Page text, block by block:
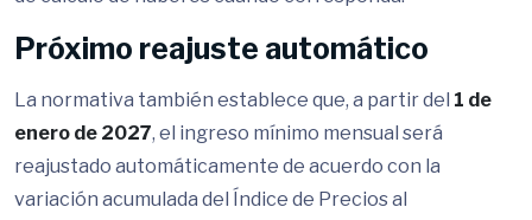
Próximo reajuste automático
La normativa también establece que, a partir del 1 de
enero de 2027, el ingreso mínimo mensual será
reajustado automáticamente de acuerdo con la
variación acumulada del Índice de Precios al